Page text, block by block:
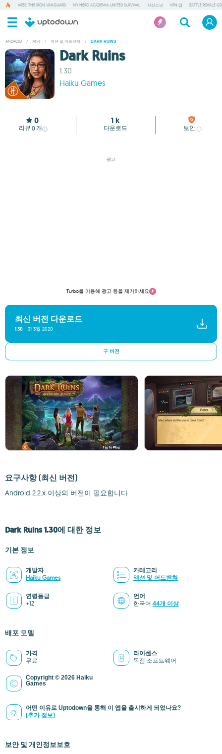
ARES: THE IRON VANGUARD MY HERO ACADEMIA UNITED SURVIVAL 사신소년 VPN 앱 BATTLE ROYALE GD
ANDROID / 게임 / 액션 및 어드벤쳐 / DARK RUINS
Dark Ruins
1.30
Haiku Games
0
리뷰 0 개
1 k
다운로드 보안
광고
Turbo를 이용해 광고 등을 제거하세요
최신 버전 다운로드
1.30 31 3월 2020
구 버전
요구사항 (최신 버전)
Android 2.2.x 이상의 버전이 필요합니다
Dark Ruins 1.30에 대한 정보
기본 정보
개발자
Haiku Games
카테고리
액션 및 어드벤쳐
연령등급
+12
언어
한국어 44개 이상
배포 모델
가격
무료
라이센스
독점 소프트웨어
Copyright © 2026 Haiku
Games
어떤 이유로 Uptodown을 통해 이 앱을 출시하게 되었나요?
(추가 정보)
보안 및 개인정보보호